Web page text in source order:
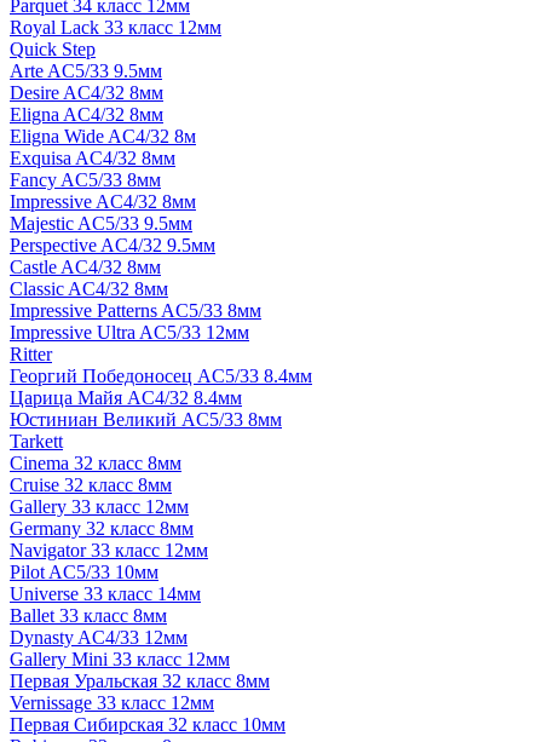
Parquet 34 класс 12мм
Royal Lack 33 класс 12мм
Quick Step
Arte AC5/33 9.5мм
Desire AC4/32 8мм
Eligna AC4/32 8мм
Eligna Wide AC4/32 8м
Exquisa AC4/32 8мм
Fancy AC5/33 8мм
Impressive AC4/32 8мм
Majestic AC5/33 9.5мм
Perspective AC4/32 9.5мм
Castle AC4/32 8мм
Classic AC4/32 8мм
Impressive Patterns AC5/33 8мм
Impressive Ultra AC5/33 12мм
Ritter
Георгий Победоносец AC5/33 8.4мм
Царица Майя AC4/32 8.4мм
Юстиниан Великий AC5/33 8мм
Tarkett
Cinema 32 класс 8мм
Cruise 32 класс 8мм
Gallery 33 класс 12мм
Germany 32 класс 8мм
Navigator 33 класс 12мм
Pilot AC5/33 10мм
Universe 33 класс 14мм
Ballet 33 класс 8мм
Dynasty AC4/33 12мм
Gallery Mini 33 класс 12мм
Первая Уральская 32 класс 8мм
Vernissage 33 класс 12мм
Первая Сибирская 32 класс 10мм